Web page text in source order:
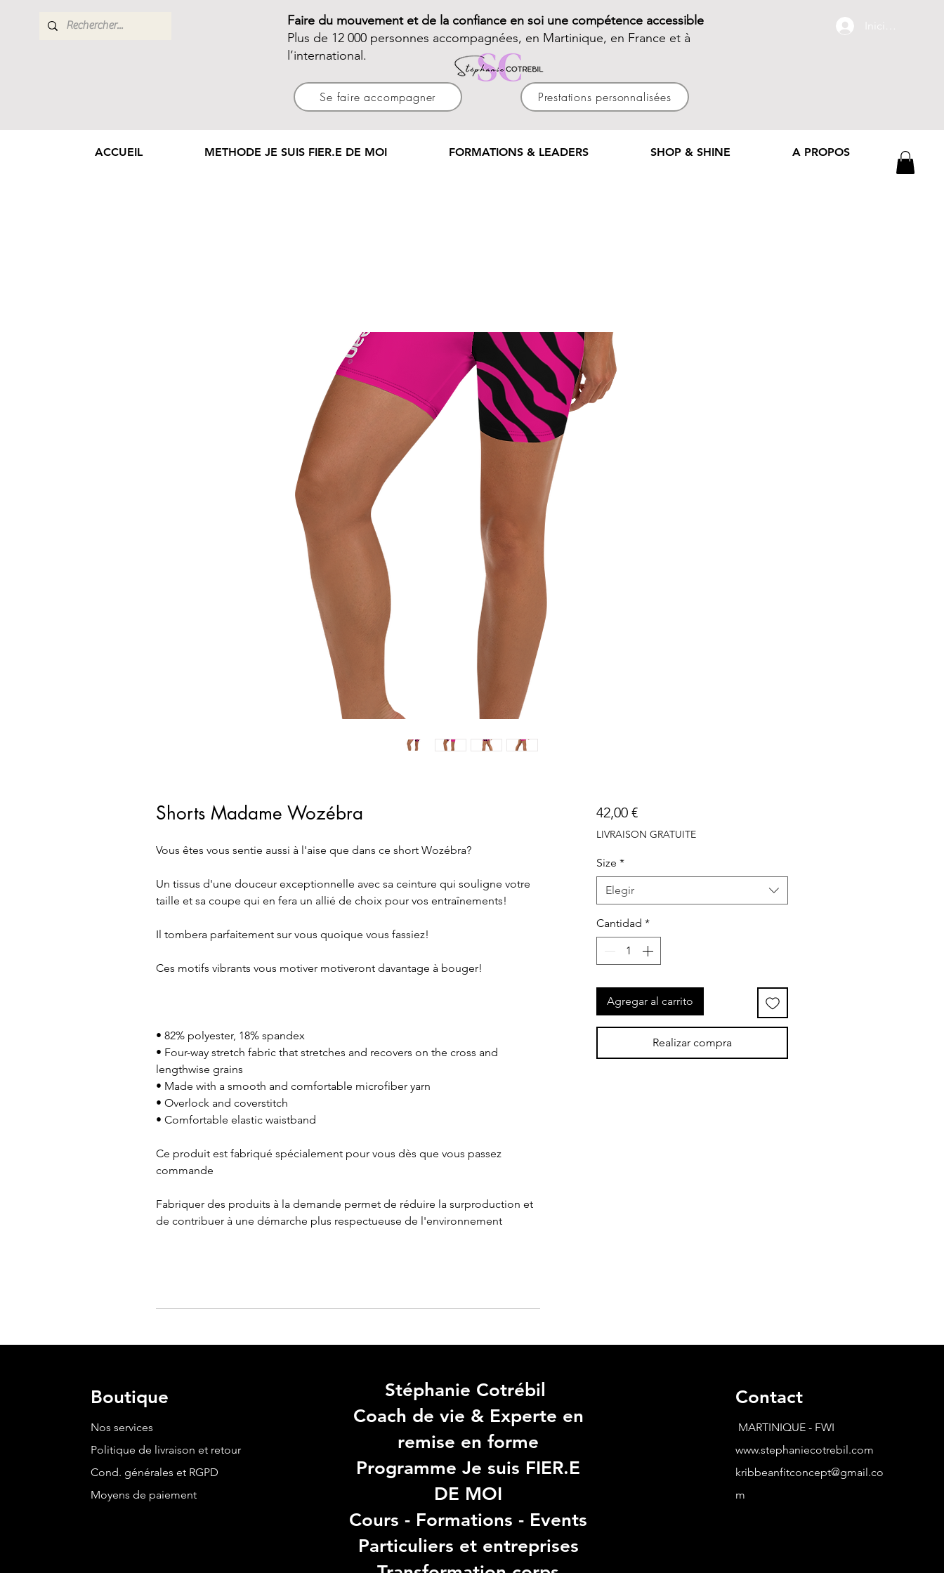
Faire du mouvement et de la confiance en soi une compétence accessible
Plus de 12 000 personnes accompagnées, en Martinique, en France et à
l’international.
Se faire accompagner Prestations personnalisées
Iniciar sesión
ACCUEIL METHODE JE SUIS FIER.E DE MOI FORMATIONS & LEADERS SHOP & SHINE A PROPOS
Shorts Madame Wozébra
Vous êtes vous sentie aussi à l'aise que dans ce short Wozébra?
Un tissus d'une douceur exceptionnelle avec sa ceinture qui souligne votre
taille et sa coupe qui en fera un allié de choix pour vos entraînements!
Il tombera parfaitement sur vous quoique vous fassiez!
Ces motifs vibrants vous motiver motiveront davantage à bouger!
• 82% polyester, 18% spandex
• Four-way stretch fabric that stretches and recovers on the cross and
lengthwise grains
• Made with a smooth and comfortable microfiber yarn
• Overlock and coverstitch
• Comfortable elastic waistband
Ce produit est fabriqué spécialement pour vous dès que vous passez
commande
Fabriquer des produits à la demande permet de réduire la surproduction et
de contribuer à une démarche plus respectueuse de l'environnement
42,00 €Precio
LIVRAISON GRATUITE
Size *
Elegir
Cantidad *
Agregar al carrito
Realizar compra
Boutique
Nos services
Politique de livraison et retour
Cond. générales et RGPD
Moyens de paiement
Stéphanie Cotrébil
Coach de vie & Experte en
remise en forme
Programme Je suis FIER.E
DE MOI
Cours - Formations - Events
Particuliers et entreprises
Contact
MARTINIQUE - FWI
www.stephaniecotrebil.com
kribbeanfitconcept@gmail.co
m